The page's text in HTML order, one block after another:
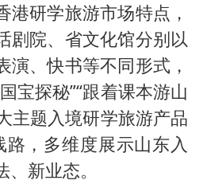
港研学旅游市场特点，
剧院、省文化馆分别以
演、快书等不同形式，
宝探秘”“跟着课本游山
主题入境研学旅游产品
，多维度展示山东入
新业态。